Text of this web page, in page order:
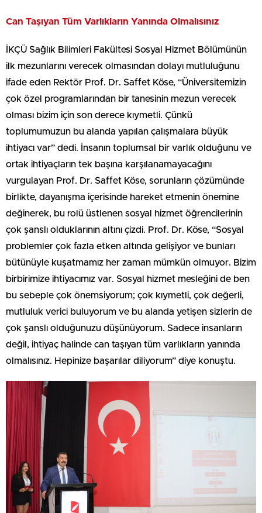
Can Taşıyan Tüm Varlıkların Yanında Olmalısınız
İKÇÜ Sağlık Bilimleri Fakültesi Sosyal Hizmet Bölümünün
ilk mezunlarını verecek olmasından dolayı mutluluğunu
ifade eden Rektör Prof. Dr. Saffet Köse, “Üniversitemizin
çok özel programlarından bir tanesinin mezun verecek
olması bizim için son derece kıymetli. Çünkü
toplumumuzun bu alanda yapılan çalışmalara büyük
ihtiyacı var” dedi. İnsanın toplumsal bir varlık olduğunu ve
ortak ihtiyaçların tek başına karşılanamayacağını
vurgulayan Prof. Dr. Saffet Köse, sorunların çözümünde
birlikte, dayanışma içerisinde hareket etmenin önemine
değinerek, bu rolü üstlenen sosyal hizmet öğrencilerinin
çok şanslı olduklarının altını çizdi. Prof. Dr. Köse, “Sosyal
problemler çok fazla etken altında gelişiyor ve bunları
bütünüyle kuşatmamız her zaman mümkün olmuyor. Bizim
birbirimize ihtiyacımız var. Sosyal hizmet mesleğini de ben
bu sebeple çok önemsiyorum; çok kıymetli, çok değerli,
mutluluk verici buluyorum ve bu alanda yetişen sizlerin de
çok şanslı olduğunuzu düşünüyorum. Sadece insanların
değil, ihtiyaç halinde can taşıyan tüm varlıkların yanında
olmalısınız. Hepinize başarılar diliyorum” diye konuştu.